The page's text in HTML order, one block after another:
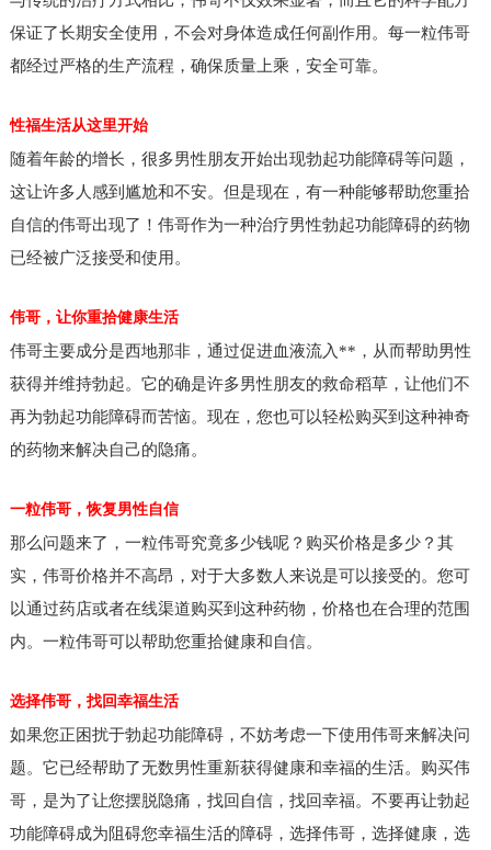
保证了长期安全使用，不会对身体造成任何副作用。每一粒伟哥
都经过严格的生产流程，确保质量上乘，安全可靠。
性福生活从这里开始
随着年龄的增长，很多男性朋友开始出现勃起功能障碍等问题，
这让许多人感到尴尬和不安。但是现在，有一种能够帮助您重拾
自信的伟哥出现了！伟哥作为一种治疗男性勃起功能障碍的药物
已经被广泛接受和使用。
伟哥，让你重拾健康生活
伟哥主要成分是西地那非，通过促进血液流入**，从而帮助男性
获得并维持勃起。它的确是许多男性朋友的救命稻草，让他们不
再为勃起功能障碍而苦恼。现在，您也可以轻松购买到这种神奇
的药物来解决自己的隐痛。
一粒伟哥，恢复男性自信
那么问题来了，一粒伟哥究竟多少钱呢？购买价格是多少？其
实，伟哥价格并不高昂，对于大多数人来说是可以接受的。您可
以通过药店或者在线渠道购买到这种药物，价格也在合理的范围
内。一粒伟哥可以帮助您重拾健康和自信。
选择伟哥，找回幸福生活
如果您正困扰于勃起功能障碍，不妨考虑一下使用伟哥来解决问
题。它已经帮助了无数男性重新获得健康和幸福的生活。购买伟
哥，是为了让您摆脱隐痛，找回自信，找回幸福。不要再让勃起
功能障碍成为阻碍您幸福生活的障碍，选择伟哥，选择健康，选